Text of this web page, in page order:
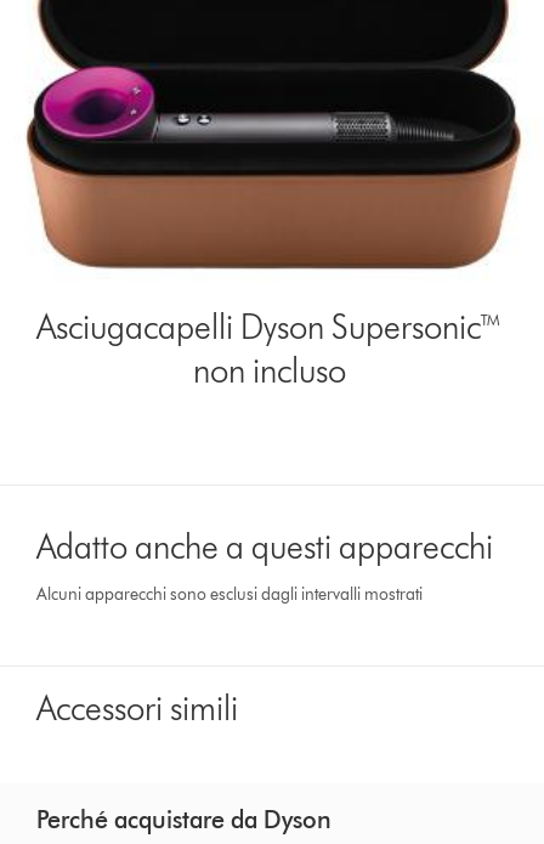
Asciugacapelli Dyson Supersonic™
non incluso
Adatto anche a questi apparecchi
Alcuni apparecchi sono esclusi dagli intervalli mostrati
Accessori simili
Perché acquistare da Dyson